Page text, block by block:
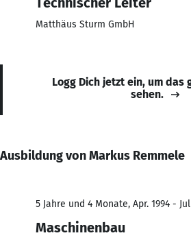
Matthäus Sturm GmbH
Logg Dich jetzt ein, um das
sehen.
Ausbildung von Markus Remmele
5 Jahre und 4 Monate, Apr. 1994 -
Maschinenbau